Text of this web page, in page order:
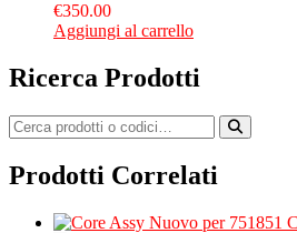
€350.00
Aggiungi al carrello
Ricerca Prodotti
Prodotti Correlati